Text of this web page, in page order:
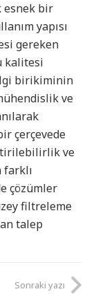
esnek bir
yapısı
gereken
kalitesi
birikiminin
ve
çerçevede
ve
çözümler
filtreleme
talep
Sonraki yazı